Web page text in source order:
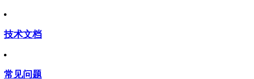
技术文档
常见问题